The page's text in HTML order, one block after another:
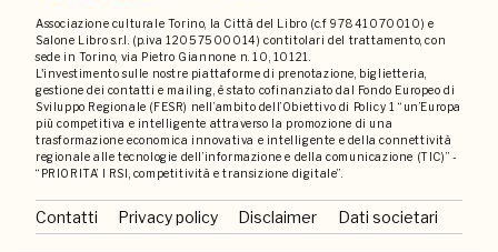
Associazione culturale Torino, la Città del Libro (c.f 97841070010) e
Salone Libro s.r.l. (p.iva 12057500014) contitolari del trattamento, con
sede in Torino, via Pietro Giannone n. 10, 10121.
L'investimento sulle nostre piattaforme di prenotazione, biglietteria,
gestione dei contatti e mailing, è stato cofinanziato dal Fondo Europeo di
Sviluppo Regionale (FESR) nell’ambito dell’Obiettivo di Policy 1 “un’Europa
più competitiva e intelligente attraverso la promozione di una
trasformazione economica innovativa e intelligente e della connettività
regionale alle tecnologie dell’informazione e della comunicazione (TIC)” -
“PRIORITA’ I RSI, competitività e transizione digitale”.
Contatti Privacy policy Disclaimer Dati societari